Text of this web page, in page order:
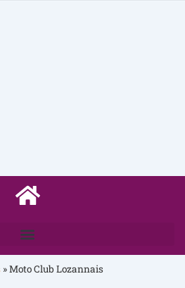
»Moto Club Lozannais